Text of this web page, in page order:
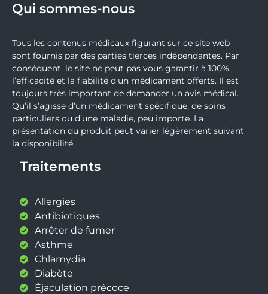
Qui sommes-nous
Tous les contenus médicaux figurant sur ce site web
sont fournis par des parties tierces indépendantes. Par
conséquent, le site ne peut pas vous garantir à 100%
l’efficacité et la fiabilité d’un médicament offerts. Il est
toujours très important de demander un avis médical.
Qu’il s’agisse d’un médicament spécifique, de soins
particuliers ou d’une maladie, peu importe. La
présentation du produit peut varier légèrement suivant
la disponibilité.
Traitements
Allergies
Antibiotiques
Arrêter de fumer
Asthme
Chlamydia
Diabète
Éjaculation précoce